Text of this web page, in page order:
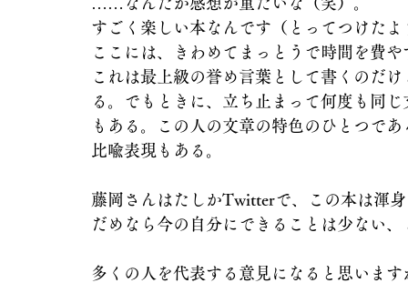
すごく楽しい本なんです（とってつけた
ここには、きわめてまっとうで時間を費
これは最上級の誉め言葉として書くのだ
る。でもときに、立ち止まって何度も同
もある。この人の文章の特色のひとつで
比喩表現もある。
藤岡さんはたしかTwitterで、この本は渾
だめなら今の自分にできることは少ない
多くの人を代表する意見になると思いま